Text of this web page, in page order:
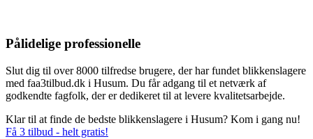
Pålidelige professionelle
Slut dig til over 8000 tilfredse brugere, der har fundet blikkenslagere
med faa3tilbud.dk i Husum. Du får adgang til et netværk af
godkendte fagfolk, der er dedikeret til at levere kvalitetsarbejde.
Klar til at finde de bedste blikkenslagere i Husum? Kom i gang nu!
Få 3 tilbud - helt gratis!